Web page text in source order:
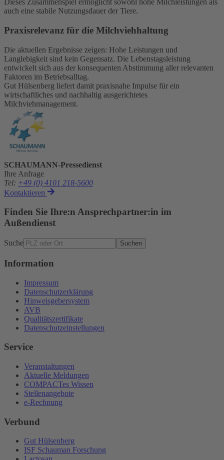
Dieses Zusammenspiel ermöglicht sowohl hohe Milchleistungen als
auch eine stabile Nutzungsdauer der Tiere.
Praxisrelevanz für die Milchviehhaltung
Die aktuellen Ergebnisse zeigen: Hohe Leistungen und
Langlebigkeit sind kein Gegensatz. Die Lebenstagsleistung
entwickelt sich aus der konsequenten Abstimmung aller relevanten
Faktoren im Betriebsalltag.
Gut Hülsenberg liefert damit praxisnahe Impulse für ein
wirtschaftliches und nachhaltig ausgerichtetes
Milchviehmanagement.
SCHAUMANN-Pressedienst
Ihre Anfrage
Tel: +49 (0) 4101 218-5600
Kontaktieren
Finden Sie Ihre:n Ansprechpartner:in im
Außendienst
Suche Suchen
Information
Impressum
Datenschutzerklärung
Hinweisgebersystem
AVB
Qualitätszertifikate
Datenschutzeinstellungen
Service
Veranstaltungen
Aktuelle Meldungen
COMPACTes Wissen
Stellenangebote
e-Rechnung
Verbund
Gut Hülsenberg
ISF Schauman Forschung